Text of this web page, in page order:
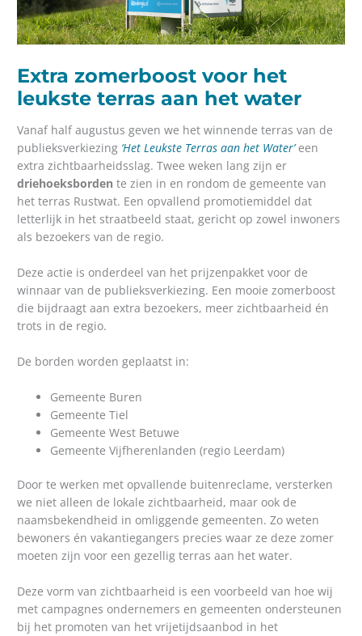
Extra zomerboost voor het
leukste terras aan het water
Vanaf half augustus geven we het winnende terras van de
publieksverkiezing ‘Het Leukste Terras aan het Water’ een
extra zichtbaarheidsslag. Twee weken lang zijn er
driehoeksborden te zien in en rondom de gemeente van
het terras Rustwat. Een opvallend promotiemiddel dat
letterlijk in het straatbeeld staat, gericht op zowel inwoners
als bezoekers van de regio.
Deze actie is onderdeel van het prijzenpakket voor de
winnaar van de publieksverkiezing. Een mooie zomerboost
die bijdraagt aan extra bezoekers, meer zichtbaarheid én
trots in de regio.
De borden worden geplaatst in:
Gemeente Buren
Gemeente Tiel
Gemeente West Betuwe
Gemeente Vijfherenlanden (regio Leerdam)
Door te werken met opvallende buitenreclame, versterken
we niet alleen de lokale zichtbaarheid, maar ook de
naamsbekendheid in omliggende gemeenten. Zo weten
bewoners én vakantiegangers precies waar ze deze zomer
moeten zijn voor een gezellig terras aan het water.
Deze vorm van zichtbaarheid is een voorbeeld van hoe wij
met campagnes ondernemers en gemeenten ondersteunen
bij het promoten van het vrijetijdsaanbod in het